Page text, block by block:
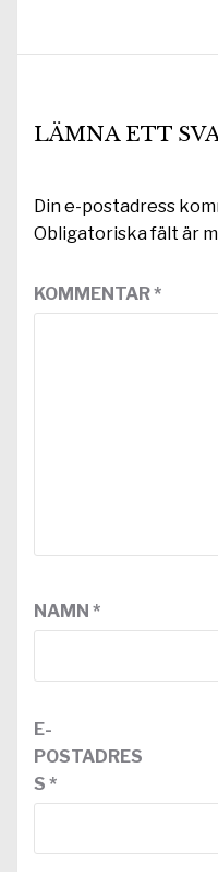
LÄMNA ETT
Din e-postadress
Obligatoriska fält är
KOMMENTAR*
NAMN *
E-
POSTADRES
S *